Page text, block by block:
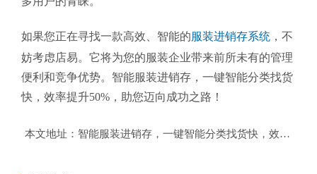
如果您正在寻找一款高效、智能的服装进销存系统 ，不
妨考虑店易。它将为您的服装企业带来前所未有的管理
便利和竞争优势。智能服装进销存，一键智能分类找货
快，效率提升50%，助您迈向成功之路！
本文地址： 智能服装进销存，一键智能分类找货快，效率提升